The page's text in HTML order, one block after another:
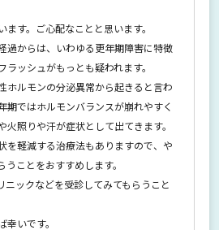
ます。ご心配なことと思います。
過からは、いわゆる更年期障害に特徴
ッシュがもっとも疑われます。
ホルモンの分泌異常から起きると言わ
期ではホルモンバランスが崩れやすく
火照りや汗が症状として出てきます。
を軽減する治療法もありますので、や
ことをおすすめします。
ニックなどを受診してみてもらうこと
いです。